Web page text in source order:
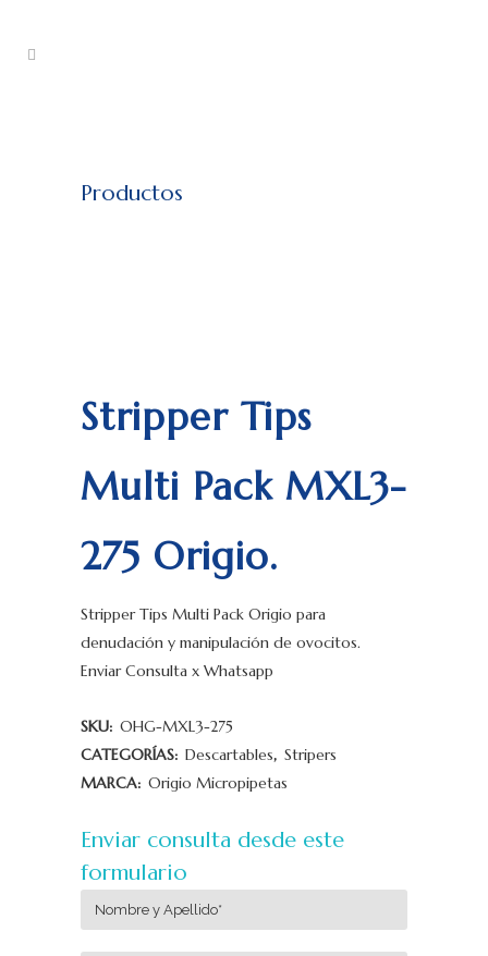
Productos
Stripper Tips
Multi Pack MXL3-
275 Origio.
Stripper Tips Multi Pack Origio para
denudación y manipulación de ovocitos.
Enviar Consulta x Whatsapp
SKU: OHG-MXL3-275
CATEGORÍAS: Descartables, Stripers
MARCA: Origio Micropipetas
Enviar consulta desde este
formulario